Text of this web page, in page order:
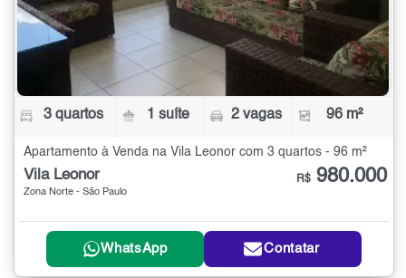
3 quartos 1 suíte 2 vagas 96 m²
Apartamento à Venda na Vila Leonor com 3 quartos - 96 m²
Vila Leonor
Zona Norte - São Paulo
R$ 980.000
WhatsApp Contatar